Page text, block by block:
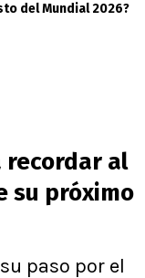
del Mundial 2026?
recordar al
su próximo
paso por el